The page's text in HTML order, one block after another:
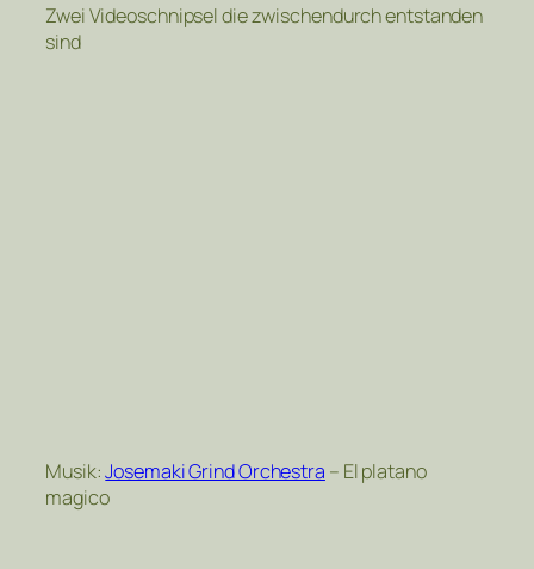
Zwei Videoschnipsel die zwischendurch entstanden
sind
Musik:Josemaki Grind Orchestra – El platano
magico